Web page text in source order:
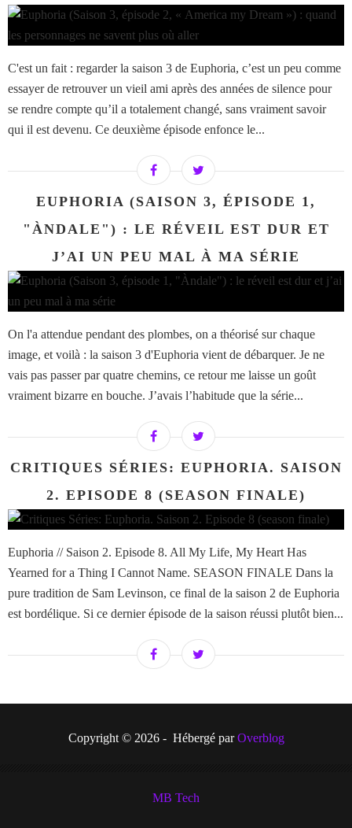
C'est un fait : regarder la saison 3 de Euphoria, c’est un peu comme
essayer de retrouver un vieil ami après des années de silence pour
se rendre compte qu’il a totalement changé, sans vraiment savoir
qui il est devenu. Ce deuxième épisode enfonce le...
EUPHORIA (SAISON 3, ÉPISODE 1,
"ÀNDALE") : LE RÉVEIL EST DUR ET
J’AI UN PEU MAL À MA SÉRIE
On l'a attendue pendant des plombes, on a théorisé sur chaque
image, et voilà : la saison 3 d'Euphoria vient de débarquer. Je ne
vais pas passer par quatre chemins, ce retour me laisse un goût
vraiment bizarre en bouche. J’avais l’habitude que la série...
CRITIQUES SÉRIES: EUPHORIA. SAISON
2. EPISODE 8 (SEASON FINALE)
Euphoria // Saison 2. Episode 8. All My Life, My Heart Has
Yearned for a Thing I Cannot Name. SEASON FINALE Dans la
pure tradition de Sam Levinson, ce final de la saison 2 de Euphoria
est bordélique. Si ce dernier épisode de la saison réussi plutôt bien...
Copyright © 2026 - Hébergé parOverblog
MB Tech